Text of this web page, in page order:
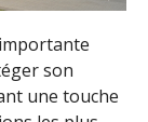
son
une touche